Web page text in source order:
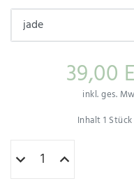
39,00
inkl. ges.
Inhalt1 Stück